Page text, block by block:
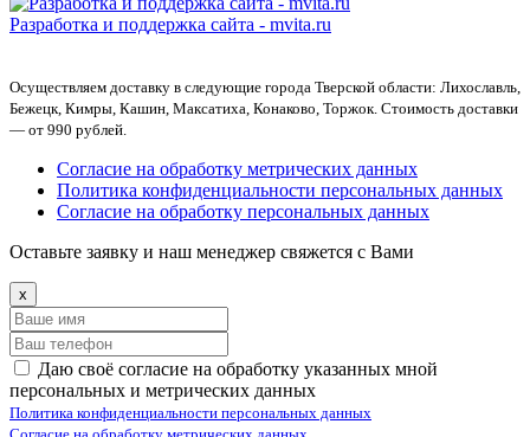
Разработка и поддержка сайта - mvita.ru
Осуществляем доставку в следующие города Тверской области: Лихославль,
Бежецк, Кимры, Кашин, Максатиха, Конаково, Торжок. Стоимость доставки
— от 990 рублей.
Согласие на обработку метрических данных
Политика конфиденциальности персональных данных
Согласие на обработку персональных данных
Оставьте заявку и наш менеджер свяжется с Вами
x
Даю своё согласие на обработку указанных мной
персональных и метрических данных
Политика конфиденциальности персональных данных